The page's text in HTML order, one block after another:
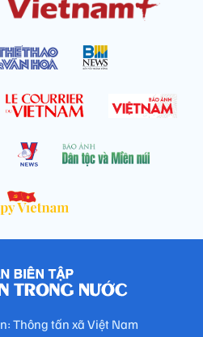
Thông tấn xã Việt Nam